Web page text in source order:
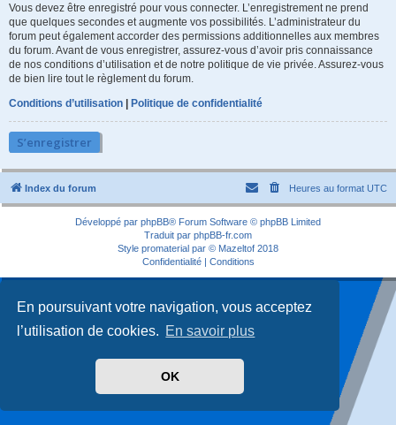
En poursuivant votre navigation, vous acceptez
l’utilisation de cookies. En savoir plus
OK
Vous devez être enregistré pour vous connecter. L’enregistrement ne prend
que quelques secondes et augmente vos possibilités. L’administrateur du
forum peut également accorder des permissions additionnelles aux membres
du forum. Avant de vous enregistrer, assurez-vous d’avoir pris connaissance
de nos conditions d’utilisation et de notre politique de vie privée. Assurez-vous
de bien lire tout le règlement du forum.
Conditions d’utilisation | Politique de confidentialité
S’enregistrer
Index du forum Heures au format UTC
Développé par phpBB® Forum Software © phpBB Limited
Traduit par phpBB-fr.com
Style promaterial par © Mazeltof 2018
Confidentialité| Conditions